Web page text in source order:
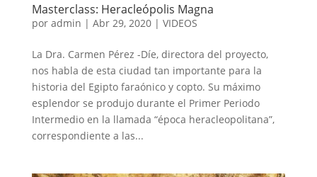
Masterclass: Heracleópolis Magna
por admin | Abr 29, 2020| VIDEOS
La Dra. Carmen Pérez -Díe, directora del proyecto,
nos habla de esta ciudad tan importante para la
historia del Egipto faraónico y copto. Su máximo
esplendor se produjo durante el Primer Periodo
Intermedio en la llamada “época heracleopolitana”,
correspondiente a las...